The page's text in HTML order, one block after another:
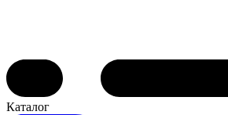
Каталог